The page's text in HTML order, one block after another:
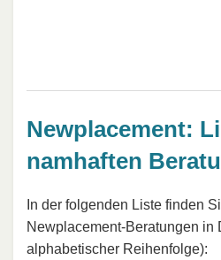
Newplacement:
namhaften
In der folgenden Liste finden
Newplacement-Beratungen in
alphabetischer Reihenfolge):